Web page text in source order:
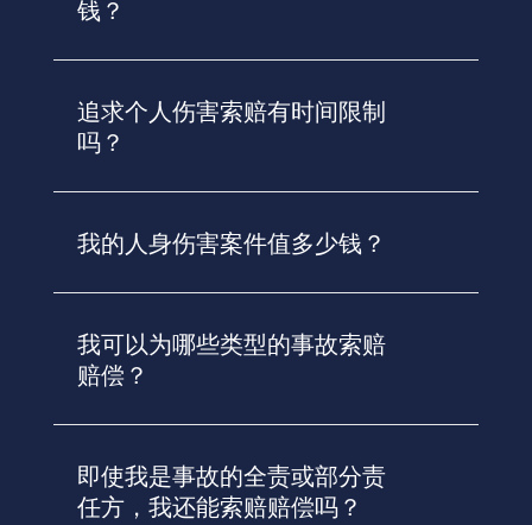
钱？
追求个人伤害索赔有时间限制
吗？
我的人身伤害案件值多少钱？
我可以为哪些类型的事故索赔
赔偿？
即使我是事故的全责或部分责
任方，我还能索赔赔偿吗？